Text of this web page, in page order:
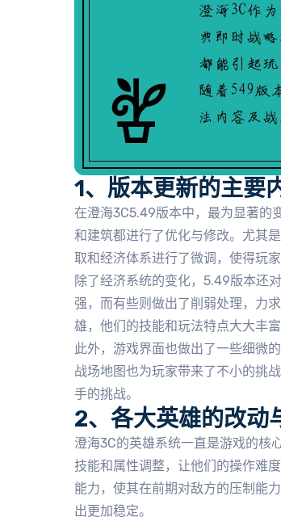
1、版本更新的主要
在澄海3C5.49版本中，最为显著的
和建筑都进行了优化与修改。尤其
取和经济体系进行了微调，使得玩
除了经济系统的变化，5.49版本还
强，而有些则做出了削弱处理，力
雄，他们的技能和玩法特点大大丰
此外，游戏界面也做出了一些细微
战场地图也为玩家带来了不小的挑
手的挑战。
2、各大英雄的改动
澄海3C的英雄系统一直是游戏的核
技能和属性调整，让他们的操作难
能力，使其在前期对敌方的压制能
出更加稳定。